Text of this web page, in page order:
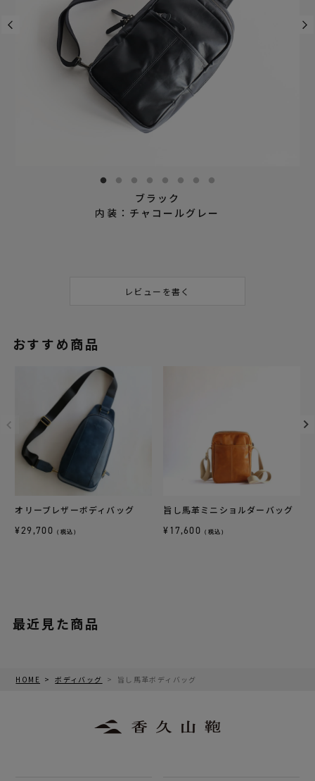
ブラック
内装：チャコールグレー
レビューを書く
おすすめ商品
オリーブレザーボディバッグ
¥29,700 （税込）
旨し馬革ミニショルダーバッグ
¥17,600 （税込）
最近見た商品
HOME ボディバッグ 旨し馬革ボディバッグ